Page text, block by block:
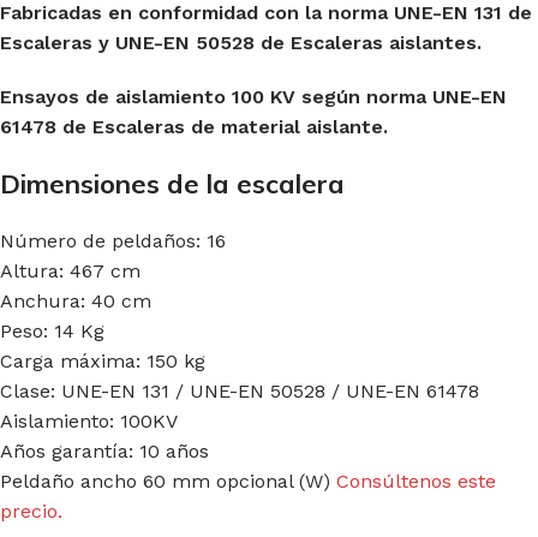
Fabricadas en conformidad con la norma UNE-EN 131 de
Escaleras y UNE-EN 50528 de Escaleras aislantes.
Ensayos de aislamiento 100 KV según norma UNE-EN
61478 de Escaleras de material aislante.
Dimensiones de la escalera
Número de peldaños: 16
Altura: 467 cm
Anchura: 40 cm
Peso: 14 Kg
Carga máxima: 150 kg
Clase: UNE-EN 131 / UNE-EN 50528 / UNE-EN 61478
Aislamiento: 100KV
Años garantía: 10 años
Peldaño ancho 60 mm opcional (W) Consúltenos este
precio.